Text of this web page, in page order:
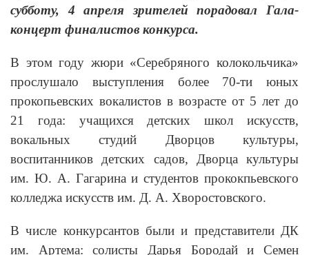
субботу, 4 апреля зрителей порадовал Гала-
концерт финалистов конкурса.
В этом году жюри «Серебряного колокольчика»
прослушало выступления более 70-ти юных
прокопьевских вокалистов в возрасте от 5 лет до
21 года: учащихся детских школ искусств,
вокальных студий Дворцов культуры,
воспитанников детских садов, Дворца культуры
им. Ю. А. Гагарина и студентов прококпьевского
колледжа искусств им. Д. А. Хворостовского.
В числе конкурсантов были и представители ДК
им. Артема: солисты Дарья Бородай и Семен